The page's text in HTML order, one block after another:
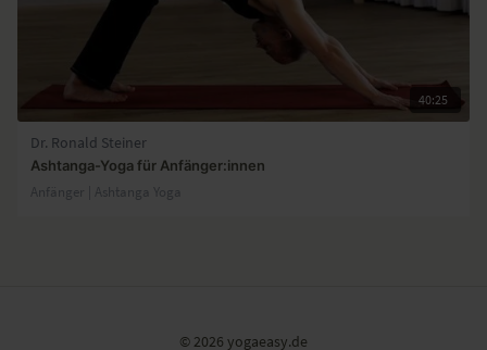
40:25
Dr. Ronald Steiner
Ashtanga-Yoga für Anfänger:innen
Anfänger | Ashtanga Yoga
© 2026 yogaeasy.de